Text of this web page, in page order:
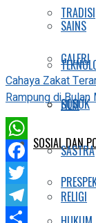
SAINS
SOSOK
SOSIAL DAN
TRADISI
GALERI
FILM
SASTRA
RELIGI
Cahaya Zakat
Rampung di
WhatsApp
Facebook
Twitter
Telegram